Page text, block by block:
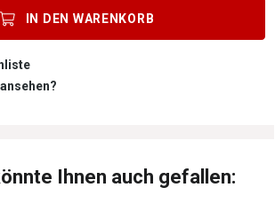
IN DEN WARENKORB
Ihnen auch gefallen: